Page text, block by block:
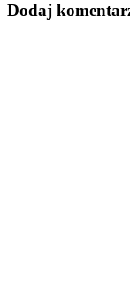
Dodaj